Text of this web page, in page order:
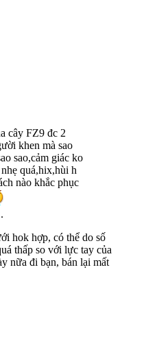
cây FZ9 đc 2
khen mà sao
sao,cảm giác ko
quá,hix,hùi h
nào khắc phục
hok hợp, có thể do số
thấp so với lực tay của
nữa đi bạn, bán lại mất